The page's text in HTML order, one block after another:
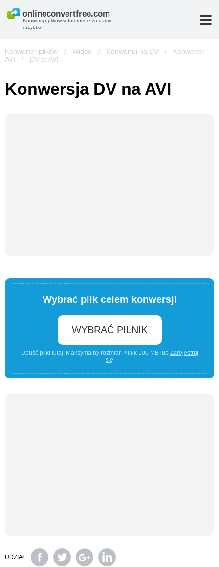
Konwersja plików w Internecie za darmo
i szybko!
Konwerter plików / Wideo / Konwertuj na DV /
Konwerter
AVI
/ DV to AVI
Konwersja DV na AVI
Wybrać plik celem konwersji
WYBRAĆ PILNIK
Upuść pliki tutaj. Maksymalny rozmiar Pilnik 100 MB lub Zarejestruj
się
UDZIAŁ